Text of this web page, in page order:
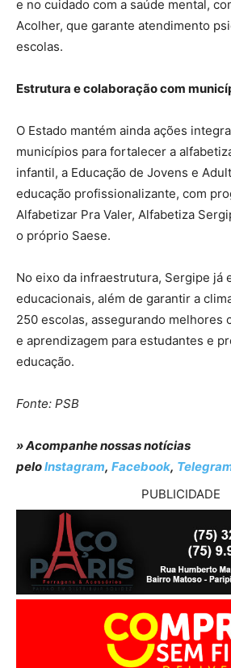
e no cuidado com a saúde mental,
Acolher, que garante atendimento
escolas.
Estrutura e colaboração com
O Estado mantém ainda ações
municípios para fortalecer a
infantil, a Educação de Jovens e
educação profissionalizante, com
Alfabetizar Pra Valer, Alfabetiza
o próprio Saese.
No eixo da infraestrutura, Sergipe já
educacionais, além de garantir a
250 escolas, assegurando melhores
e aprendizagem para estudantes e
educação.
Fonte: PSB
» Acompanhe nossas notícias
peloInstagram, Facebook,
PUBLICIDADE